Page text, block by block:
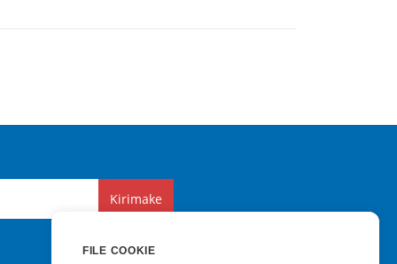
Kirimake
FILE COOKIE